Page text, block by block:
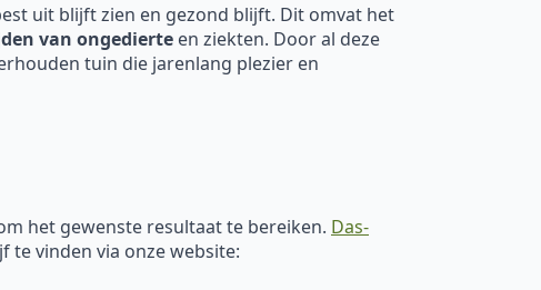
uit blijft zien en gezond blijft. Dit omvat het
van ongedierte en ziekten. Door al deze
tuin die jarenlang plezier en
het gewenste resultaat te bereiken. Das-
te vinden via onze website: